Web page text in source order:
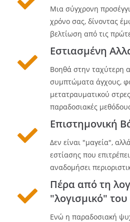
Μια σύγχρονη
χρόνο σας, δίνοντας
βελτίωση από τις
Εστιασμένη
Βοηθά στην ταχύτερη
συμπτώματα άγχους,
μετατραυματικού
παραδοσιακές
Επιστημονική
Δεν είναι "μαγεία",
εστίασης που
αναδομήσει
Πέρα από τη
"λογισμικό"
Ενώ η παραδοσιακή